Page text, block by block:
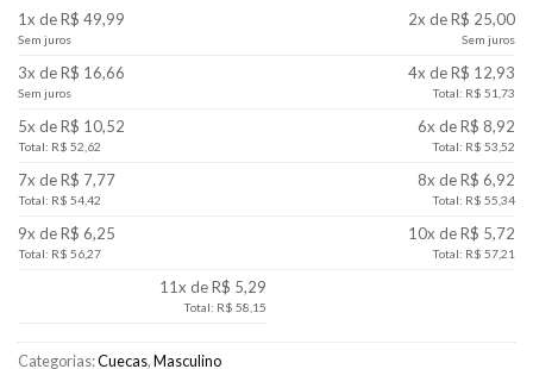
1x de R$ 49,99
Sem juros
2x de R$ 25,00
Sem juros
3x de R$ 16,66
Sem juros
4x de R$ 12,93
Total: R$ 51,73
5x de R$ 10,52
Total: R$ 52,62
6x de R$ 8,92
Total: R$ 53,52
7x de R$ 7,77
Total: R$ 54,42
8x de R$ 6,92
Total: R$ 55,34
9x de R$ 6,25
Total: R$ 56,27
10x de R$ 5,72
Total: R$ 57,21
11x de R$ 5,29
Total: R$ 58,15
Categorias:Cuecas,Masculino